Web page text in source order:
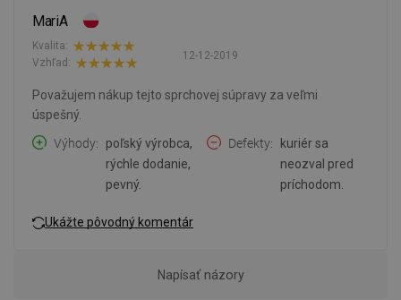
MariA
12-12-2019
Kvalita:
Vzhľad:
Považujem nákup tejto sprchovej súpravy za veľmi
úspešný.
Výhody
poľský výrobca,
rýchle dodanie,
pevný.
Defekty
kuriér sa
neozval pred
príchodom.
Ukážte pôvodný komentár
Napísať názory